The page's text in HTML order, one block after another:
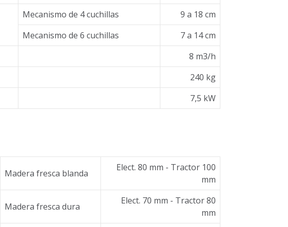
Mecanismo de 4 cuchillas
9 a 18 cm
Mecanismo de 6 cuchillas
7 a 14 cm
8 m3/h
240 kg
7,5 kW
Madera fresca blanda
Elect. 80 mm - Tractor 100
mm
Madera fresca dura
Elect. 70 mm - Tractor 80
mm